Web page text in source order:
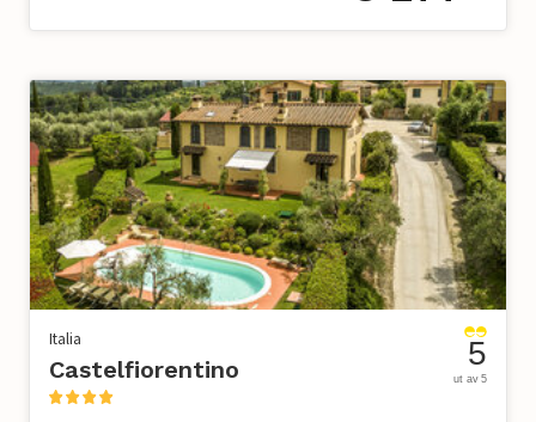
Italia
Castelfiorentino 5
ut av 5